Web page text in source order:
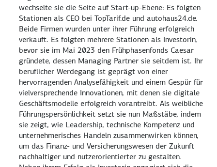
wechselte sie die Seite auf Start-up-Ebene: Es folgten
Stationen als CEO bei TopTarif.de und autohaus24.de.
Beide Firmen wurden unter ihrer Führung erfolgreich
verkauft. Es folgten mehrere Stationen als Investorin,
bevor sie im Mai 2023 den Frühphasenfonds Caesar
gründete, dessen Managing Partner sie seitdem ist. Ihr
beruflicher Werdegang ist geprägt von einer
hervorragenden Analysefähigkeit und einem Gespür für
vielversprechende Innovationen, mit denen sie digitale
Geschäftsmodelle erfolgreich vorantreibt. Als weibliche
Führungspersönlichkeit setzt sie nun Maßstäbe, indem
sie zeigt, wie Leadership, technische Kompetenz und
unternehmerisches Handeln zusammenwirken können,
um das Finanz- und Versicherungswesen der Zukunft
nachhaltiger und nutzerorientierter zu gestalten.